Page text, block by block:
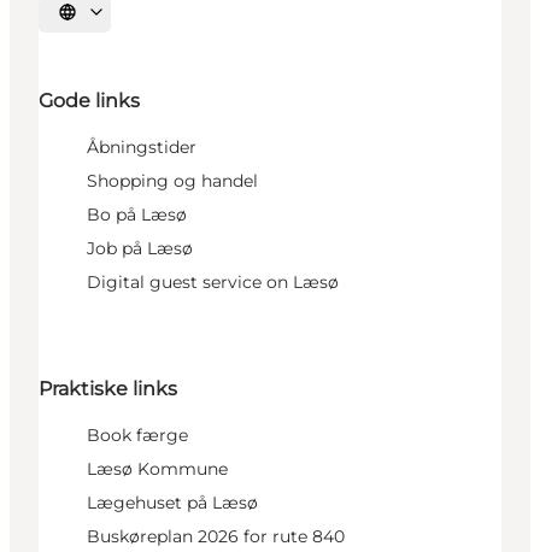
Vælg sprog
Gode links
Åbningstider
Shopping og handel
Bo på Læsø
Job på Læsø
Digital guest service on Læsø
Praktiske links
Book færge
Læsø Kommune
Lægehuset på Læsø
Buskøreplan 2026 for rute 840